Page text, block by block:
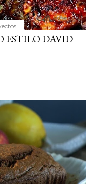
ESTILO DAVID